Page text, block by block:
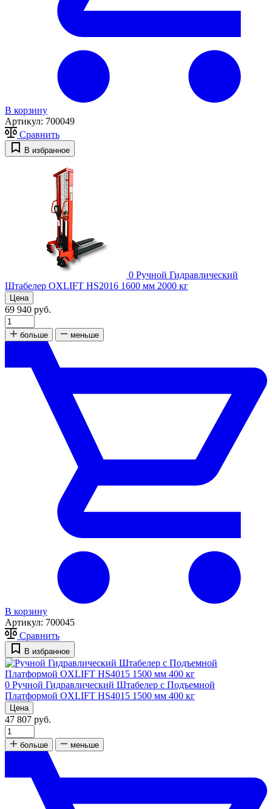
В корзину
Артикул: 700049
Сравнить
В избранное
0 Ручной Гидравлический
Штабелер OXLIFT HS2016 1600 мм 2000 кг
Цена
69 940 руб.
больше меньше
В корзину
Артикул: 700045
Сравнить
В избранное
0 Ручной Гидравлический Штабелер с Подъемной
Платформой OXLIFT HS4015 1500 мм 400 кг
Цена
47 807 руб.
больше меньше